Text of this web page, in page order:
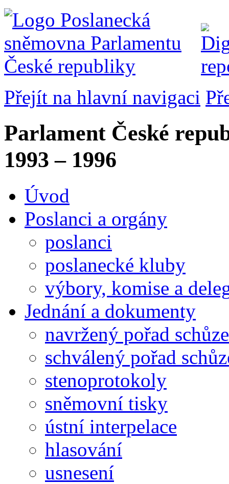
Přejít na hlavní navigaci
Parlament České
1993 – 1996
Úvod
Poslanci a orgány
poslanci
poslanecké kluby
výbory, komise a
Jednání a dokumenty
navržený pořad schůze
schválený pořad
stenoprotokoly
sněmovní tisky
ústní interpelace
hlasování
usnesení